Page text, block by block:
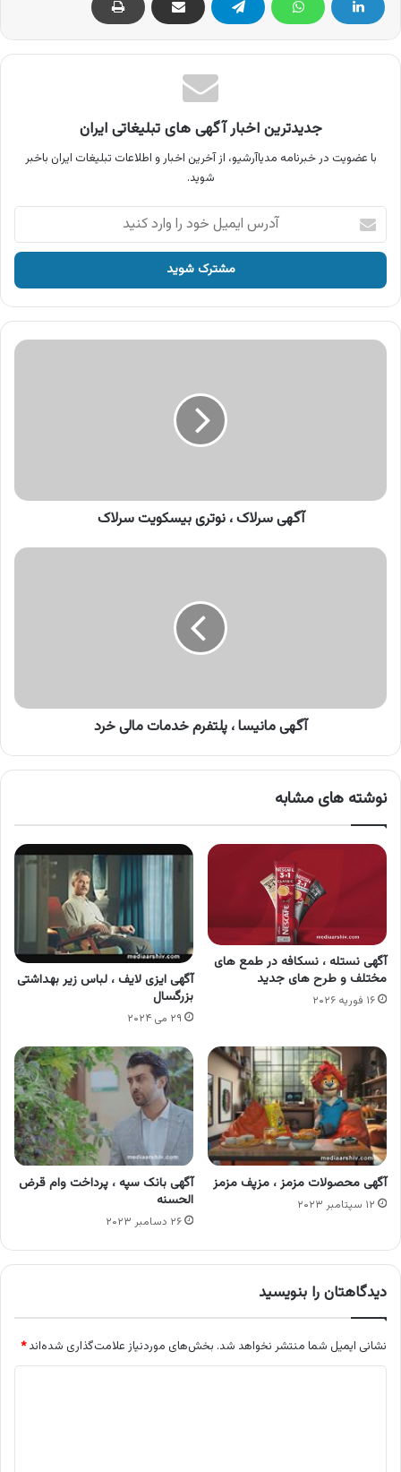
جدیدترین اخبار آگهی های تبلیغاتی ایران
با عضویت در خبرنامه مدیاآرشیو، از آخرین اخبار و اطلاعات تبلیغات ایران باخبر
شوید.
آدرس
ایمیل
خود
وارد
کنید
آگهی
آگهی سرلاک ، نوتری بیسکویت سرلاک
آگهی
آگهی مانیسا ، پلتفرم خدمات مالی خرد
نوشته های مشابه
آگهی نستله ، نسکافه در طمع های
مختلف و طرح های جدید
۱۶ فوریه ۲۰۲۶
آگهی ایزی لایف ، لباس زیر بهداشتی
بزرگسال
۲۹ می ۲۰۲۴
آگهی محصولات مزمز ، مزپف مزمز
۱۲ سپتامبر ۲۰۲۳
آگهی بانک سپه ، پرداخت وام قرض
الحسنه
۲۶ دسامبر ۲۰۲۳
دیدگاهتان را بنویسید
نشانی ایمیل شما منتشر نخواهد شد. بخش‌های موردنیاز علامت‌گذاری شده‌اند*